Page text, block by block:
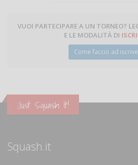
VUOI PARTECIPARE A UN TORNEO?
E LE MODALITÀ DI
Come faccio ad
Just Squash It!
Squash.it